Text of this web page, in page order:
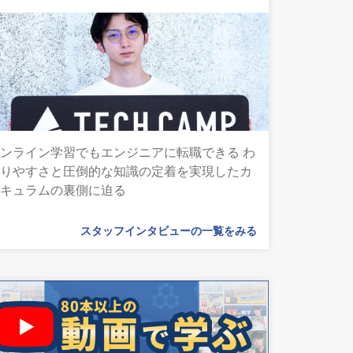
ライン学習でもエンジニアに転職できる わ
やすさと圧倒的な知識の定着を実現したカ
ュラムの裏側に迫る
スタッフインタビューの一覧をみる